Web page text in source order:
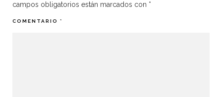
campos obligatorios están marcados con *
COMENTARIO *